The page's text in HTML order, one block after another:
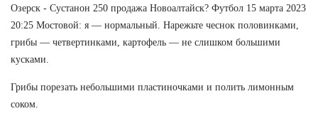
Озерск - Сустанон 250 продажа Новоалтайск? Футбол 15 марта 2023
20:25 Мостовой: я — нормальный. Нарежьте чеснок половинками,
грибы — четвертинками, картофель — не слишком большими
кусками.
Грибы порезать небольшими пластиночками и полить лимонным
соком.